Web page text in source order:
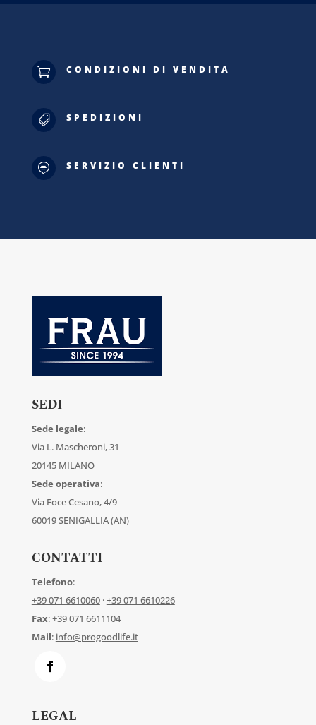
 CONDIZIONI DI VENDITA
 SPEDIZIONI
 SERVIZIO CLIENTI
SEDI
Sede legale:
Via L. Mascheroni, 31
20145 MILANO
Sede operativa:
Via Foce Cesano, 4/9
60019 SENIGALLIA (AN)
CONTATTI
Telefono:
+39 071 6610060·+39 071 6610226
Fax: +39 071 6611104
Mail: info@progoodlife.it
LEGAL